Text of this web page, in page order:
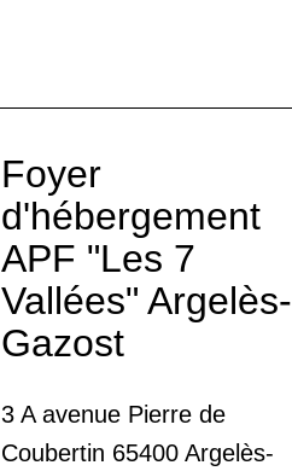
Foyer
d'hébergement
APF "Les 7
Vallées" Argelès-
Gazost
3 A avenue Pierre de
Coubertin 65400 Argelès-